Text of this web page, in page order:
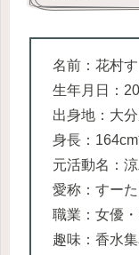
名前：花村
生年月日：
出身地：大
身長：
元活動名：涼
愛称：すー
職業：女優
趣味：香水